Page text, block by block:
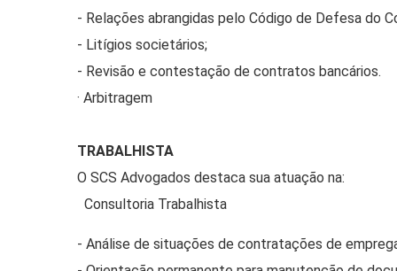
- Relações abrangidas pelo Código de Defesa do
- Litígios societários;
- Revisão e contestação de contratos bancários.
· Arbitragem
TRABALHISTA
O SCS Advogados destaca sua atuação na:
Consultoria Trabalhista
- Análise de situações de contratações de